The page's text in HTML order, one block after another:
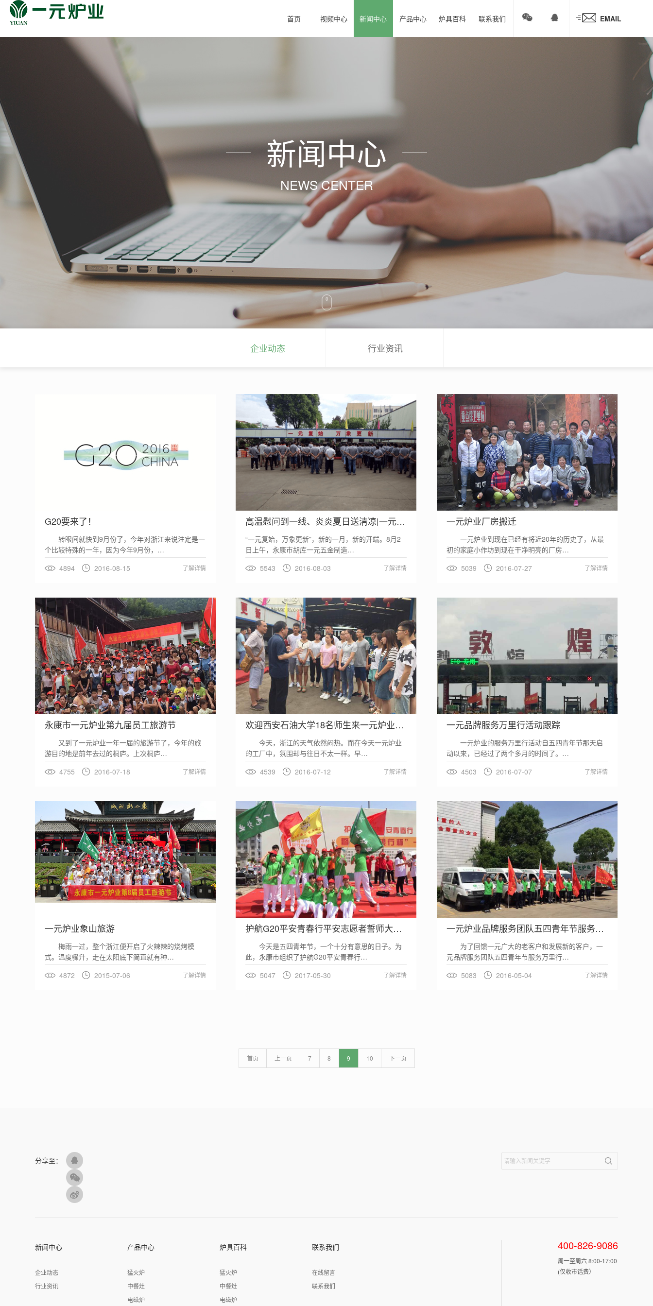
EMAIL
首页 视频中心 新闻中心 产品中心 炉具百科 联系我们
新闻中心
NEWS CENTER
企业动态 行业资讯
G20要来了！
转眼间就快到9月份了，今年对浙江来说注定是一
个比较特殊的一年，因为今年9月份，…
4894
2016-08-15 了解详情
高温慰问到一线、炎炎夏日送清凉|一元炉业
“一元复始，万象更新”，新的一月，新的开端。8月2
日上午，永康市胡库一元五金制造…
5543
2016-08-03 了解详情
一元炉业厂房搬迁
一元炉业到现在已经有将近20年的历史了，从最
初的家庭小作坊到现在干净明亮的厂房…
5039
2016-07-27 了解详情
永康市一元炉业第九届员工旅游节
又到了一元炉业一年一届的旅游节了，今年的旅
游目的地是前年去过的桐庐。上次桐庐…
4755
2016-07-18 了解详情
欢迎西安石油大学18名师生来一元炉业实习
今天，浙江的天气依然闷热。而在今天一元炉业
的工厂中，氛围却与往日不太一样。早…
4539
2016-07-12 了解详情
一元品牌服务万里行活动跟踪
一元炉业的服务万里行活动自五四青年节那天启
动以来，已经过了两个多月的时间了。…
4503
2016-07-07 了解详情
一元炉业象山旅游
梅雨一过，整个浙江便开启了火辣辣的烧烤模
式。温度骤升，走在太阳底下简直就有种…
4872
2015-07-06 了解详情
护航G20平安青春行平安志愿者誓师大会|一元…
今天是五四青年节，一个十分有意思的日子。为
此，永康市组织了护航G20平安青春行…
5047
2017-05-30 了解详情
一元炉业品牌服务团队五四青年节服务万里行…
为了回馈一元广大的老客户和发展新的客户，一
元品牌服务团队五四青年节服务万里行…
5083
2016-05-04 了解详情
首页 上一页 7 8 9 10 下一页
分享至：
新闻中心
企业动态
行业资讯
产品中心
猛火炉
中餐灶
电磁炉
炉具百科
猛火炉
中餐灶
电磁炉
联系我们
在线留言
联系我们
400-826-9086
周一至周六 8:00-17:00
(仅收市话费）